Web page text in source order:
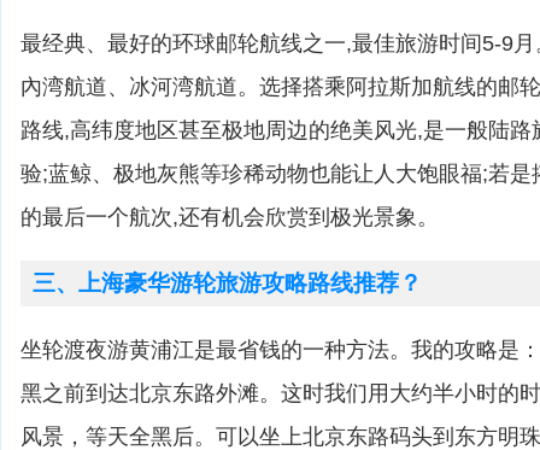
最经典、最好的环球邮轮航线之一,最佳旅游时间5-9
內湾航道、冰河湾航道。选择搭乘阿拉斯加航线的邮
路线,高纬度地区甚至极地周边的绝美风光,是一般陆
验;蓝鲸、极地灰熊等珍稀动物也能让人大饱眼福;若
的最后一个航次,还有机会欣赏到极光景象。
三、上海豪华游轮旅游攻略路线推荐？
坐轮渡夜游黄浦江是最省钱的一种方法。我的攻略是
黑之前到达北京东路外滩。这时我们用大约半小时的
风景，等天全黑后。可以坐上北京东路码头到东方明